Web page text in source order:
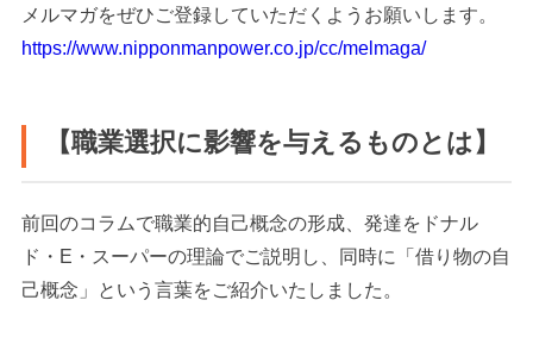
メルマガをぜひご登録していただくようお願いします。
https://www.nipponmanpower.co.jp/cc/melmaga/
【職業選択に影響を与えるものとは】
前回のコラムで職業的自己概念の形成、発達をドナル
ド・E・スーパーの理論でご説明し、同時に「借り物の自
己概念」という言葉をご紹介いたしました。